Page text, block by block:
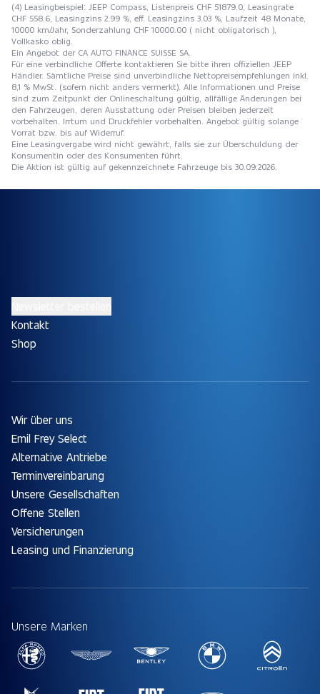
(4) Leasingbeispiel: JEEP Compass, Listenpreis CHF 51879.0, Leasingrate
CHF 558.6, Leasingzins 2.99 %, eff. Leasingzins 3.03 %, Laufzeit 48 Monate,
10000 km/Jahr, Sonderzahlung CHF 10000.00 ( nicht obligatorisch ),
Vollkasko oblig.
Ein Angebot der CA AUTO FINANCE SUISSE SA.
Für eine verbindliche Offerte kontaktieren Sie bitte ihren offiziellen JEEP
Händler. Sämtliche Preise sind unverbindliche Nettopreisempfehlungen inkl.
8,1 % MwSt. (sofern nicht anders vermerkt). Alle Informationen und Preise
sind zum Zeitpunkt der Onlineschaltung gültig, allfällige Änderungen bei
den Fahrzeugen, deren Ausstattung oder Preisen bleiben jederzeit
vorbehalten. Irrtum und Druckfehler vorbehalten. Angebot gültig solange
Vorrat bzw. bis auf Widerruf.
Eine Leasingvergabe wird nicht gewährt, falls sie zur Überschuldung der
Konsumentin oder des Konsumenten führt.
Die Aktion ist gültig auf gekennzeichnete Fahrzeuge bis 30.09.2026.
Kontakt
Shop
Wir über uns
Emil Frey Select
Alternative Antriebe
Terminvereinbarung
Unsere Gesellschaften
Offene Stellen
Versicherungen
Leasing und Finanzierung
Unsere Marken